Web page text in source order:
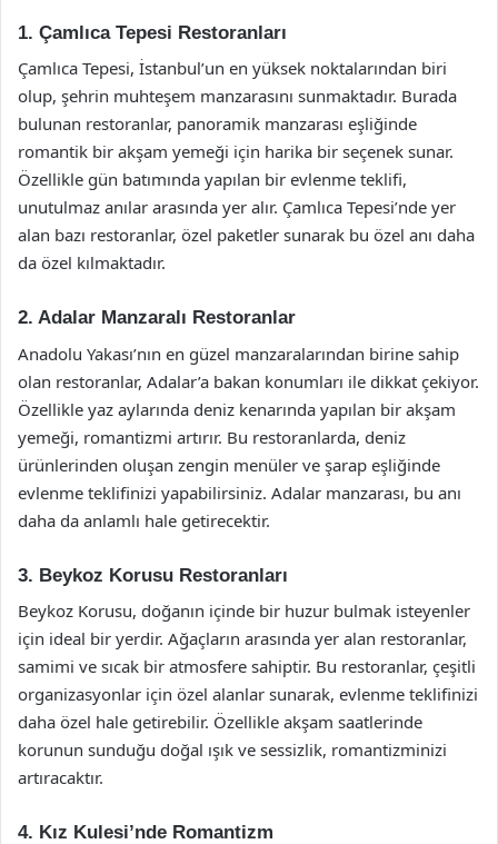
1. Çamlıca Tepesi Restoranları
Çamlıca Tepesi, İstanbul’un en yüksek noktalarından biri
olup, şehrin muhteşem manzarasını sunmaktadır. Burada
bulunan restoranlar, panoramik manzarası eşliğinde
romantik bir akşam yemeği için harika bir seçenek sunar.
Özellikle gün batımında yapılan bir evlenme teklifi,
unutulmaz anılar arasında yer alır. Çamlıca Tepesi’nde yer
alan bazı restoranlar, özel paketler sunarak bu özel anı daha
da özel kılmaktadır.
2. Adalar Manzaralı Restoranlar
Anadolu Yakası’nın en güzel manzaralarından birine sahip
olan restoranlar, Adalar’a bakan konumları ile dikkat çekiyor.
Özellikle yaz aylarında deniz kenarında yapılan bir akşam
yemeği, romantizmi artırır. Bu restoranlarda, deniz
ürünlerinden oluşan zengin menüler ve şarap eşliğinde
evlenme teklifinizi yapabilirsiniz. Adalar manzarası, bu anı
daha da anlamlı hale getirecektir.
3. Beykoz Korusu Restoranları
Beykoz Korusu, doğanın içinde bir huzur bulmak isteyenler
için ideal bir yerdir. Ağaçların arasında yer alan restoranlar,
samimi ve sıcak bir atmosfere sahiptir. Bu restoranlar, çeşitli
organizasyonlar için özel alanlar sunarak, evlenme teklifinizi
daha özel hale getirebilir. Özellikle akşam saatlerinde
korunun sunduğu doğal ışık ve sessizlik, romantizminizi
artıracaktır.
4. Kız Kulesi’nde Romantizm